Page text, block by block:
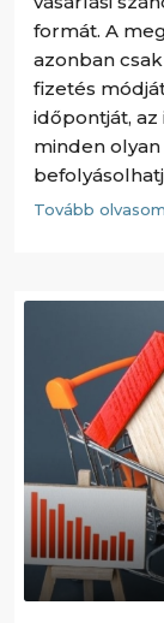
formát. A
azonban
fizetés
időpontját,
minden
Tovább olvasom